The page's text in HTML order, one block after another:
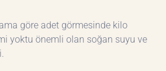
göre adet görmesinde kilo
yoktu önemli olan soğan suyu ve